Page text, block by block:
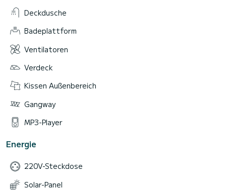
Deckdusche
Badeplattform
Ventilatoren
Verdeck
Kissen Außenbereich
Gangway
MP3-Player
Energie
220V-Steckdose
Solar-Panel